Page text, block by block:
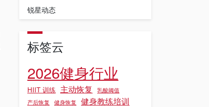
锐星动态
标签云
2026健身行业
HIIT 训练 主动恢复
乳酸阈值
产后恢复
健身恢复
健身教练培训